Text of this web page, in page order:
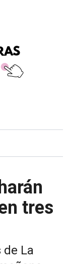
tres
de La